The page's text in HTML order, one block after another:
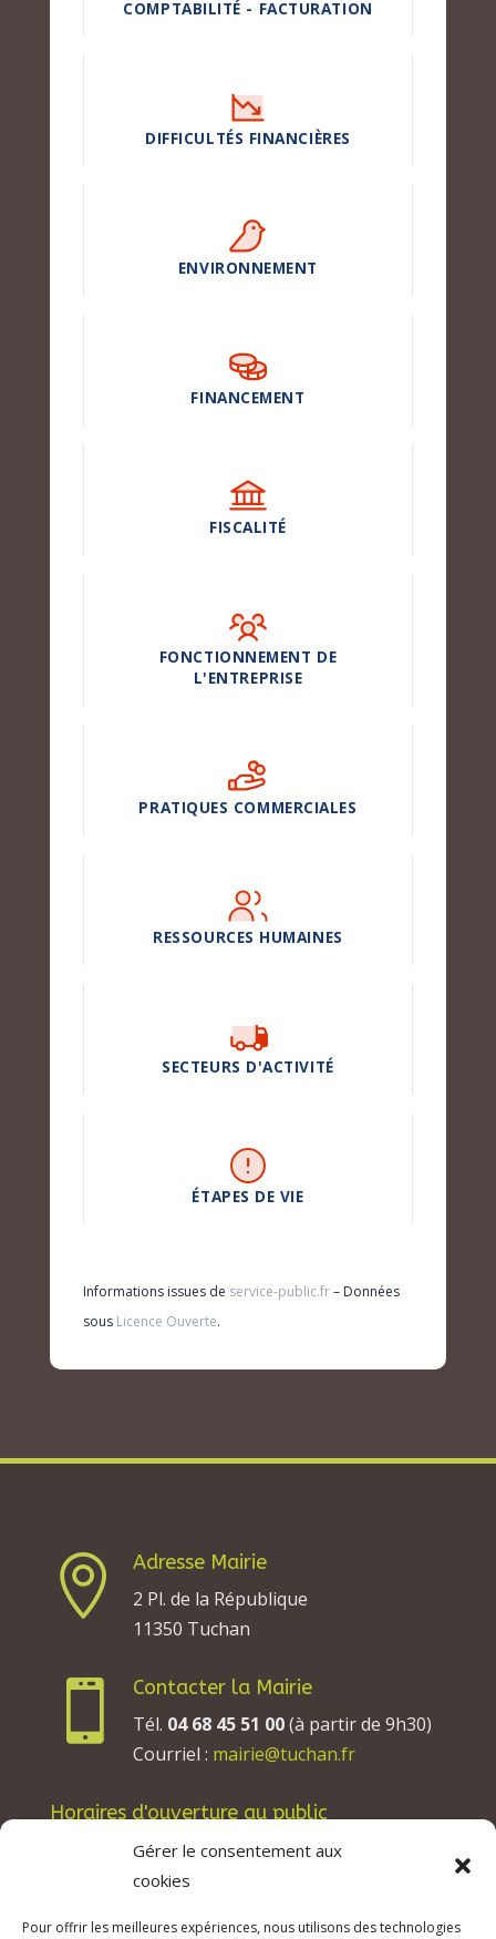
Gérer le consentement aux
cookies
Pour offrir les meilleures expériences, nous utilisons des technologies
COMPTABILITÉ - FACTURATION
DIFFICULTÉS FINANCIÈRES
ENVIRONNEMENT
FINANCEMENT
FISCALITÉ
FONCTIONNEMENT DE
L'ENTREPRISE
PRATIQUES COMMERCIALES
RESSOURCES HUMAINES
SECTEURS D'ACTIVITÉ
ÉTAPES DE VIE
Informations issues de service-public.fr– Données
sous Licence Ouverte.

Adresse Mairie
2 Pl. de la République
11350 Tuchan

Contacter la Mairie
Tél. 04 68 45 51 00(à partir de 9h30)
Courriel : mairie@tuchan.fr
Horaires d'ouverture au public
Les lundis, mardis et jeudis : de 8h à 12h et de
13h30 à 17h30.